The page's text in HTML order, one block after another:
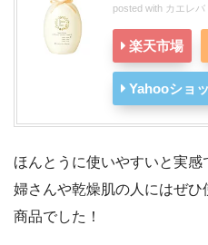
posted with カエレバ
楽天市場
Yahooショ
ほんとうに使いやすいと実
婦さんや乾燥肌の人にはぜひ
商品でした！